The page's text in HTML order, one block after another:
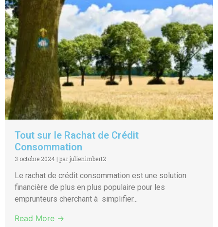
Tout sur le Rachat de Crédit
Consommation
3 octobre 2024 | par julienimbert2
Le rachat de crédit consommation est une solution
financière de plus en plus populaire pour les
emprunteurs cherchant à simplifier...
Read More →